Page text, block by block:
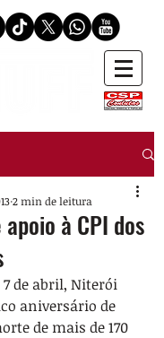
à CPI dos
2 min de leitura
de abril, Niterói
aniversário de
de mais de 170